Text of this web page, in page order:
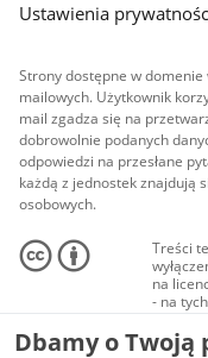
Ustawienia
Strony dostępne w
mailowych. Użytkownik
mail zgadza się na
dobrowolnie podanych
odpowiedzi na przesłane
każdą z jednostek znajdują
osobowych.
Treści
na
- na
audio i
Dbamy o Twoją